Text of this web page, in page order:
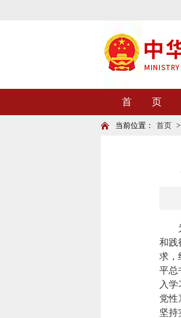
首 页
当前位置： 首页 >
和践
求，
平总
入
党性
坚持